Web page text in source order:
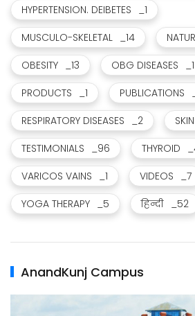
HYPERTENSION. DEIBETES
_1
MUSCULO-SKELETAL
_14
OBESITY
_13 OBG DISEASES
_1
PRODUCTS
_1 PUBLICATIONS
RESPIRATORY DISEASES
_2
TESTIMONIALS
_96 THYROID
VARICOS VAINS
_1 VIDEOS
_7
YOGA THERAPY
_5 हिन्दी _52
AnandKunj Campus